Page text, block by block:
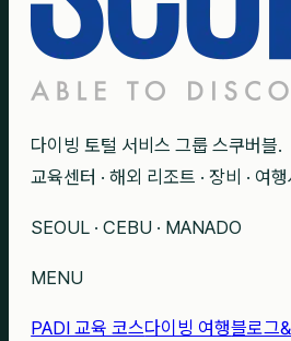
다이빙 토털 서비스 그룹 스쿠버블.
교육센터 · 해외 리조트 · 장비 · 여
SEOUL · CEBU · MANADO
MENU
PADI 교육 코스다이빙 여행블로그